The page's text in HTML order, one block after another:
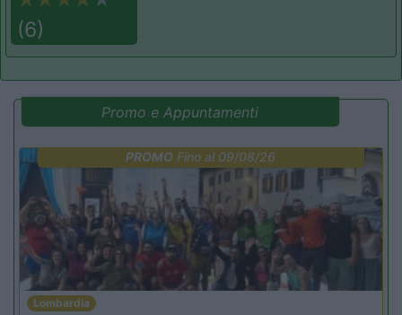
(6)
Promo e Appuntamenti
PROMO Fino al 09/08/26
Lombardia